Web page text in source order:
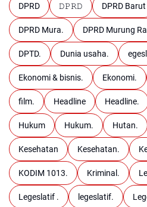
DPRD 𝙳𝙿𝚁𝙳 DPRD Barut
DPRD Mura. DPRD Murung
DPTD. Dunia usaha.
Ekonomi & bisnis. Ekonomi.
film. Headline Headline.
Hukum Hukum. Hutan.
Kesehatan Kesehatan.
KODIM 1013. Kriminal.
Legeslatif . legeslatif.